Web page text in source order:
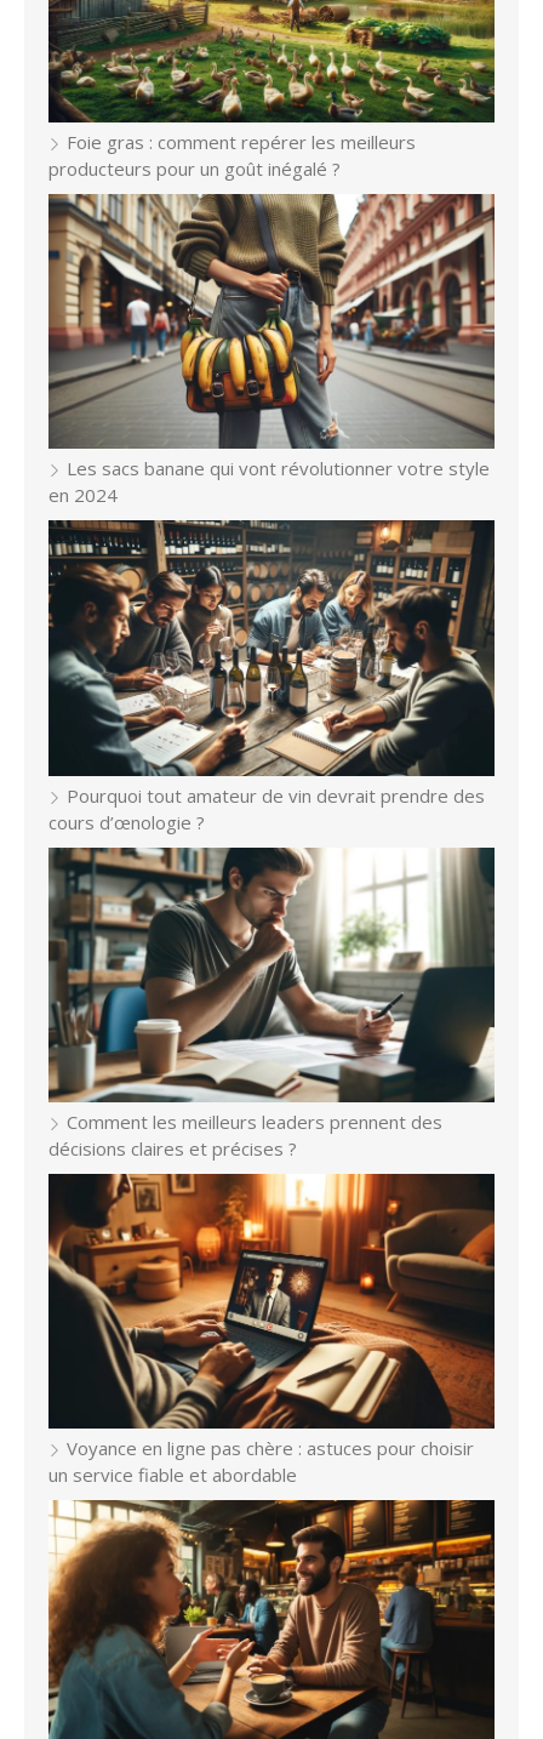
Foie gras : comment repérer les meilleurs
producteurs pour un goût inégalé ?
Les sacs banane qui vont révolutionner votre style
en 2024
Pourquoi tout amateur de vin devrait prendre des
cours d’œnologie ?
Comment les meilleurs leaders prennent des
décisions claires et précises ?
Voyance en ligne pas chère : astuces pour choisir
un service fiable et abordable